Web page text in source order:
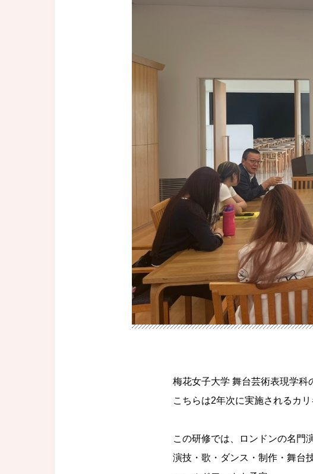
梅花女子大学 舞台芸術表現学科
こちらは2年次に実施されるカリ
この研修では、ロンドンの名門
演技・歌・ダンス・制作・舞台